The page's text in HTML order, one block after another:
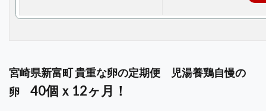
宮崎県新富町 貴重な卵の定期便 児湯養鶏自慢の
卵 40個ｘ12ヶ月！